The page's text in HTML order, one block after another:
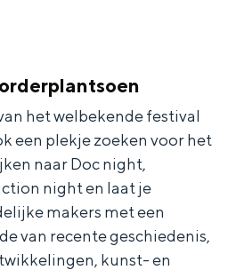
het welbekende festival
een plekje zoeken voor het
naar Doc night,
night en laat je
makers met een
van recente geschiedenis,
kunst- en